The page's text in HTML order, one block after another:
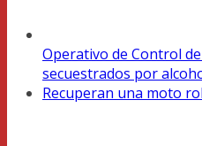
Operativo de Control
secuestrados por
Recuperan una moto